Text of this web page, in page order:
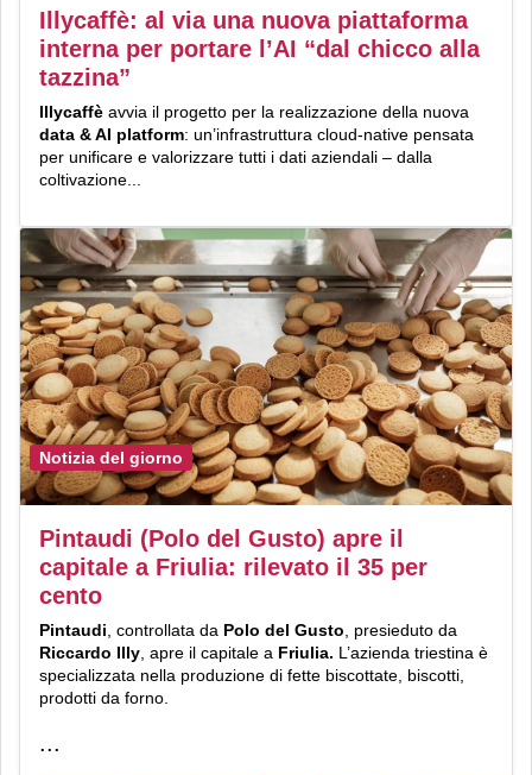
Illycaffè: al via una nuova piattaforma
interna per portare l’AI “dal chicco alla
tazzina”
Illycaffè avvia il progetto per la realizzazione della nuova
data & AI platform: un’infrastruttura cloud-native pensata
per unificare e valorizzare tutti i dati aziendali – dalla
coltivazione...
Notizia del giorno
Pintaudi (Polo del Gusto) apre il
capitale a Friulia: rilevato il 35 per
cento
Pintaudi , controllata da Polo del Gusto , presieduto da
Riccardo Illy , apre il capitale a Friulia. L’azienda triestina è
specializzata nella produzione di fette biscottate, biscotti,
prodotti da forno.
...